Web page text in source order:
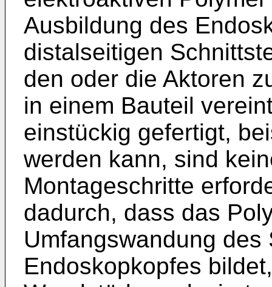
Ausbildung des
distalseitigen
den oder die Aktoren
in einem Bauteil
einstückig gefertigt,
werden kann, sind
Montageschritte
dadurch, dass das
Umfangswandung
Endoskopkopfes